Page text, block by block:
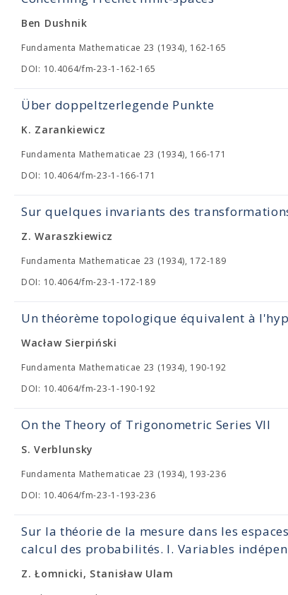
Ben Dushnik
Fundamenta Mathematicae 23 (1934), 162-165
DOI: 10.4064/fm-23-1-162-165
Über doppeltzerlegende Punkte
K. Zarankiewicz
Fundamenta Mathematicae 23 (1934), 166-171
DOI: 10.4064/fm-23-1-166-171
Sur quelques invariants des
Z. Waraszkiewicz
Fundamenta Mathematicae 23 (1934), 172-189
DOI: 10.4064/fm-23-1-172-189
Un théorème topologique équivalent à
Wacław Sierpiński
Fundamenta Mathematicae 23 (1934), 190-192
DOI: 10.4064/fm-23-1-190-192
On the Theory of Trigonometric Series VII
S. Verblunsky
Fundamenta Mathematicae 23 (1934), 193-236
DOI: 10.4064/fm-23-1-193-236
Sur la théorie de la mesure dans les
calcul des probabilités. I. Variables
Z. Łomnicki, Stanisław Ulam